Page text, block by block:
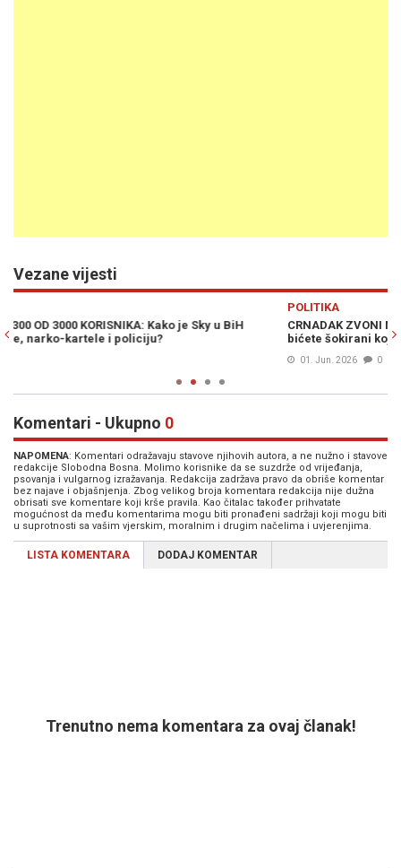
Vezane vijesti
CRNADAK ZVONI NA UZBUNU: "To će biti ozbiljan zemljotres,
bićete šokirani koja će imena isplivati"
Komentari - Ukupno 0
NAPOMENA: Komentari odražavaju stavove njihovih autora, a ne nužno i stavove
redakcije Slobodna Bosna. Molimo korisnike da se suzdrže od vrijeđanja,
psovanja i vulgarnog izražavanja. Redakcija zadržava pravo da obriše komentar
bez najave i objašnjenja. Zbog velikog broja komentara redakcija nije dužna
obrisati sve komentare koji krše pravila. Kao čitalac također prihvatate
mogućnost da među komentarima mogu biti pronađeni sadržaji koji mogu biti
u suprotnosti sa vašim vjerskim, moralnim i drugim načelima i uvjerenjima.
LISTA KOMENTARA DODAJ KOMENTAR
Trenutno nema komentara za ovaj članak!